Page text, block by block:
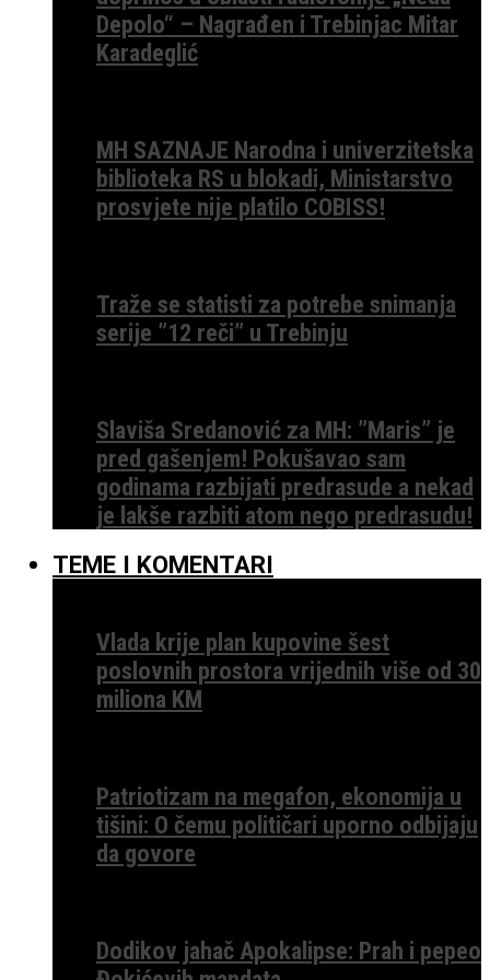
Depolo“ – Nagrađen i Trebinjac Mitar
Karadeglić
MH SAZNAJE Narodna i univerzitetska
biblioteka RS u blokadi, Ministarstvo
prosvjete nije platilo COBISS!
Traže se statisti za potrebe snimanja
serije ”12 reči” u Trebinju
Slaviša Sredanović za MH: ”Maris” je
pred gašenjem! Pokušavao sam
godinama razbijati predrasude a nekad
je lakše razbiti atom nego predrasudu!
TEME I KOMENTARI
Vlada krije plan kupovine šest
poslovnih prostora vrijednih više od 30
miliona KM
Patriotizam na megafon, ekonomija u
tišini: O čemu političari uporno odbijaju
da govore
Dodikov jahač Apokalipse: Prah i pepeo